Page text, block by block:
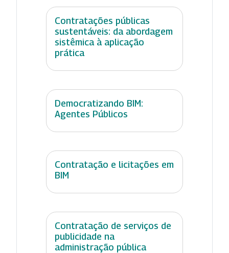
Contratações públicas
sustentáveis: da abordagem
sistêmica à aplicação
prática
Democratizando BIM:
Agentes Públicos
Contratação e licitações em
BIM
Contratação de serviços de
publicidade na
administração pública